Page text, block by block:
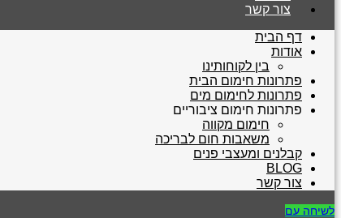
צור קשר
דף הבית
אודות
בין לקוחותינו
פתרונות חימום הבית
פתרונות לחימום מים
פתרונות חימום ציבוריים
חימום מקווה
משאבות חום לבריכה
קבלנים ומעצבי פנים
BLOG
צור קשר
לשיחה עם